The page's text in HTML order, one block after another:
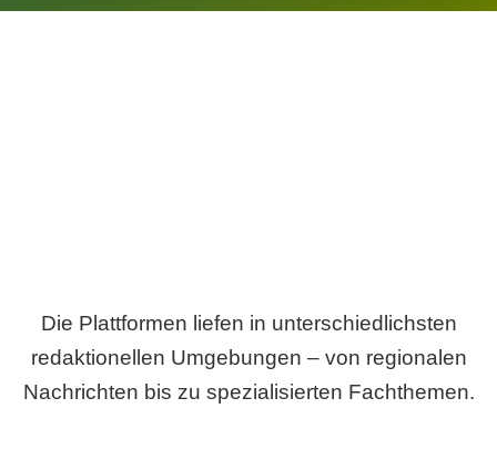
Die Plattformen liefen in unterschiedlichsten
redaktionellen Umgebungen – von regionalen
Nachrichten bis zu spezialisierten Fachthemen.